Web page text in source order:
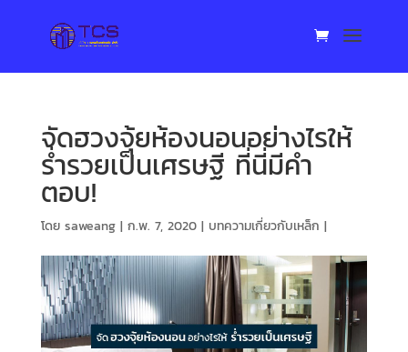
จัดฮวงจุ้ยห้องนอนอย่างไรให้
ร่ำรวยเป็นเศรษฐี ที่นี่มีคำ
ตอบ!
โดย saweang| ก.พ. 7, 2020| บทความเกี่ยวกับเหล็ก |